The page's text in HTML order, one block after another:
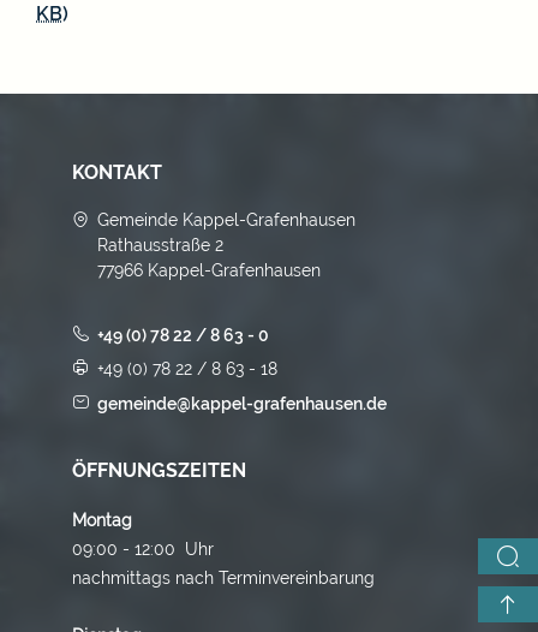
KB)
KONTAKT
Gemeinde Kappel-Grafenhausen
Rathausstraße 2
77966 Kappel-Grafenhausen
+49 (0) 78 22 / 8 63 - 0
+49 (0) 78 22 / 8 63 - 18
gemeinde@kappel-grafenhausen.de
ÖFFNUNGSZEITEN
Montag
09:00 - 12:00 Uhr
nachmittags nach Terminvereinbarung